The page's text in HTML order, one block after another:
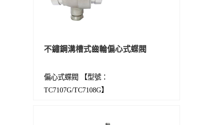
不鏽鋼溝槽式齒輪偏心式蝶閥
偏心式蝶閥 【型號：
TC7107G/TC7108G】